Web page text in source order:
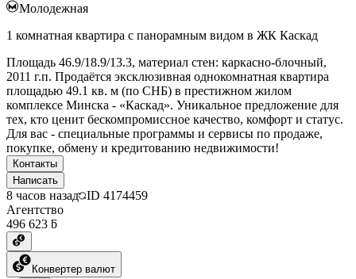
Молодежная
1 комнатная квартира с панорамным видом в ЖК Каскад
Площадь 46.9/18.9/13.3, материал стен: каркасно-блочный,
2011 г.п. Продаётся эксклюзивная однокомнатная квартира
площадью 49.1 кв. м (по СНБ) в престижном жилом
комплексе Минска - «Каскад». Уникальное предложение для
тех, кто ценит бескомпромиссное качество, комфорт и статус.
Для вас - специальные программы и сервисы по продаже,
покупке, обмену и кредитованию недвижимости!
Контакты
Написать
8 часов назад ID 4174459
Агентство
496 623 ƃ
Конвертер валют